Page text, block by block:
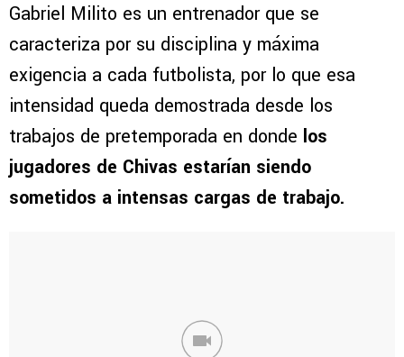
Gabriel Milito es un entrenador que se
caracteriza por su disciplina y máxima
exigencia a cada futbolista, por lo que esa
intensidad queda demostrada desde los
trabajos de pretemporada en donde los
jugadores de Chivas estarían siendo
sometidos a intensas cargas de trabajo.